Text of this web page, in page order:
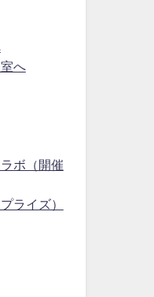
へ
ボ（開催
ライズ）